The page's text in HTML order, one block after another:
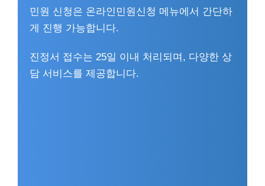
민원 신청은 온라인민원신청 메뉴에서 간단하
게 진행 가능합니다.
진정서 접수는 25일 이내 처리되며, 다양한 상
담 서비스를 제공합니다.